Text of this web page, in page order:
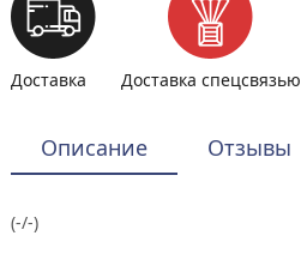
Доставка Доставка спецсвязью
Описание Отзывы
(-/-)